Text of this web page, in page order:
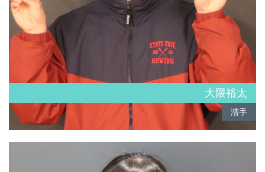
大隈裕太
漕手